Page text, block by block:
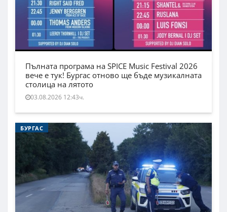
Пълната програма на SPICE Music Festival 2026
вече е тук! Бургас отново ще бъде музикалната
столица на лятото
03.08.2026 12:43ч.
БУРГАС